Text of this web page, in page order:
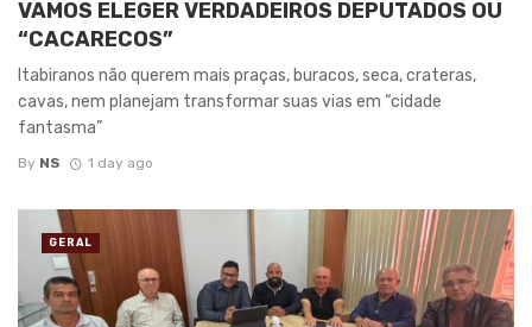
VAMOS ELEGER VERDADEIROS DEPUTADOS OU
“CACARECOS”
Itabiranos não querem mais praças, buracos, seca, crateras,
cavas, nem planejam transformar suas vias em “cidade
fantasma”
By NS 1 day ago
GERAL